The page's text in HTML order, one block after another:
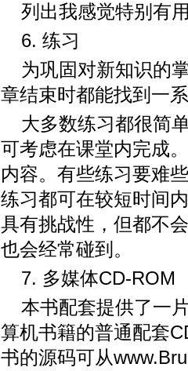
列出我感觉特别有
6. 练习
为巩固对新知识的
章结束时都能找到一
大多数练习都很简
可考虑在课堂内完成
内容。有些练习要难
练习都可在较短时间
具有挑战性，但都不
也会经常碰到。
7. 多媒体CD-ROM
本书配套提供了一
算机书籍的普通配套
书的源码可从